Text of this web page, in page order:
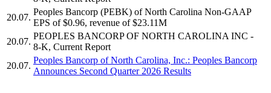
20.07.
Peoples Bancorp (PEBK) of North Carolina Non-GAAP
EPS of $0.96, revenue of $23.11M
20.07.
PEOPLES BANCORP OF NORTH CAROLINA INC -
8-K, Current Report
20.07.
Peoples Bancorp of North Carolina, Inc.: Peoples Bancorp
Announces Second Quarter 2026 Results